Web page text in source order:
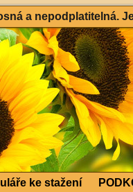
a nepodplatitelná.
ke stažení